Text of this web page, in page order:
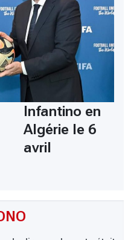
Infantino en
Algérie le 6
avril